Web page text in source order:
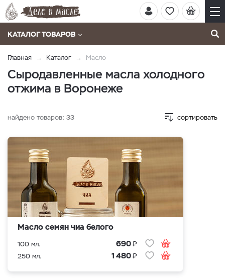
КАТАЛОГ ТОВАРОВ
Главная Каталог Масло
Сыродавленные масла холодного
отжима в Воронеже
найдено товаров: 33 сортировать
Масло семян чиа белого
100 мл. 690₽
250 мл. 1 480₽